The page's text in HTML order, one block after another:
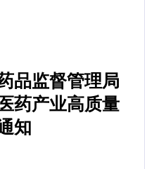
品监督管理局
药产业高质量
知